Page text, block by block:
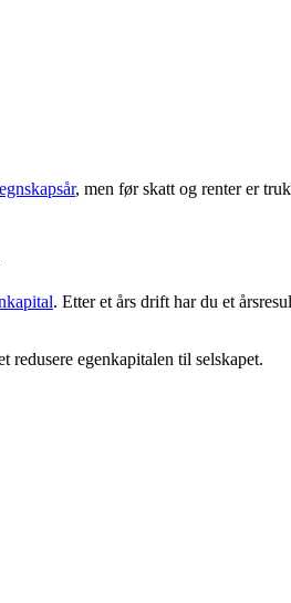
, men før skatt og renter er
. Etter et års drift har du et
redusere egenkapitalen til selskapet.